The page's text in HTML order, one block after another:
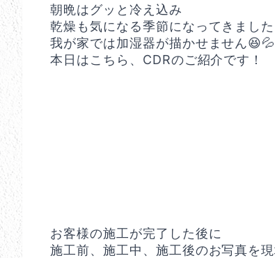
朝晩はグッと冷え込み
乾燥も気になる季節になってきました
我が家では加湿器が描かせません😆💦
本日はこちら、CDRのご紹介です！
お客様の施工が完了した後に
施工前、施工中、施工後のお写真を